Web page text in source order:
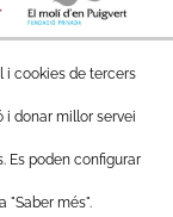
| Tots els
i cookies de tercers
i donar millor servei
Es poden configurar
"Saber més".